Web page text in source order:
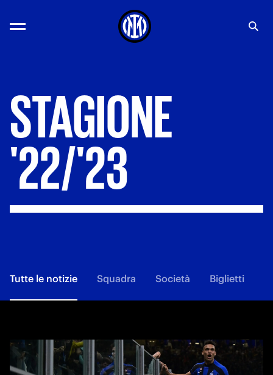
STAGIONE
'22/'23
Tutte le notizie Squadra Società Biglietti